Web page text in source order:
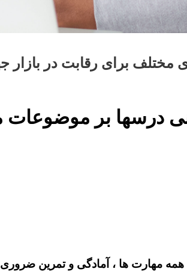
مختلف برای رقابت در بازار
همه مهارت ها ، آمادگی و تمرین